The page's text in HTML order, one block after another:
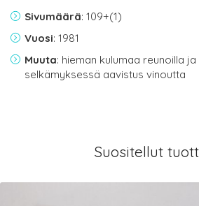
Sivumäärä: 109+(1)
Vuosi: 1981
Muuta: hieman kulumaa reunoilla ja
selkämyksessä aavistus vinoutta
Suositellut